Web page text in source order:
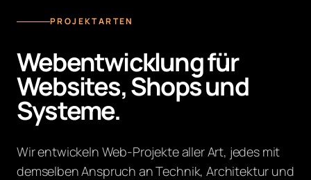
PROJEKTARTEN
Webentwicklung für
Websites, Shops und
Systeme.
Wir entwickeln Web-Projekte aller Art, jedes mit
demselben Anspruch an Technik, Architektur und